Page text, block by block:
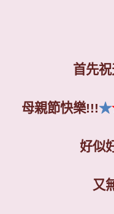
首先
母親節快樂!!!★
好似
又